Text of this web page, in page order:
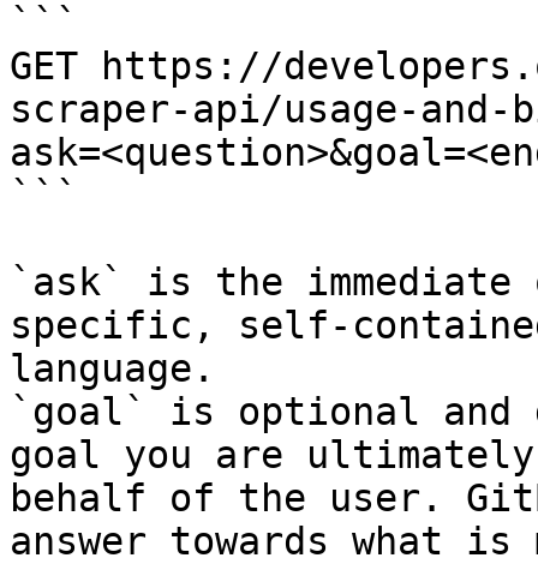
```
GET https://
scraper-api/usage-
```
`ask` is the
specific, self-
language.
`goal` is optional and
goal you are
behalf of the user.
answer towards what